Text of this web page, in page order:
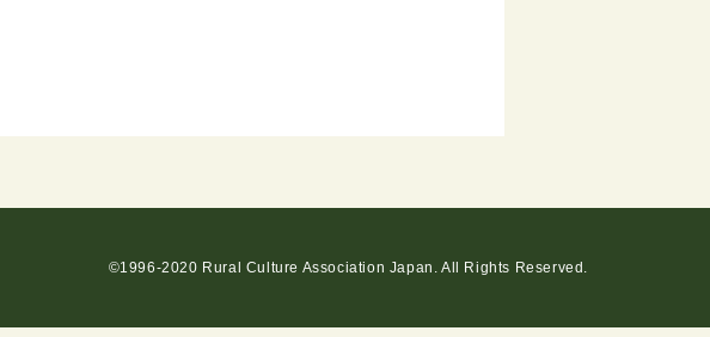
©1996-2020 Rural Culture Association Japan. All Rights Reserved.